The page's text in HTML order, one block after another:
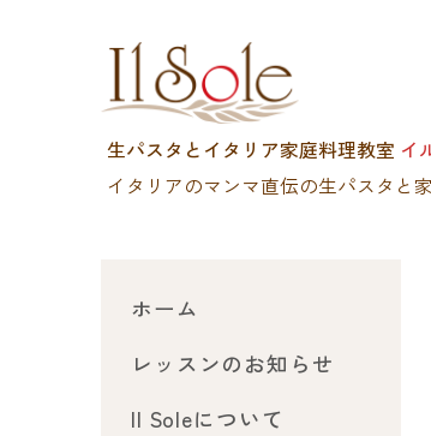
生パスタとイタリア家庭料理教室 イ
イタリアのマンマ直伝の生パスタと
ホーム
レッスンのお知らせ
Il Soleについて